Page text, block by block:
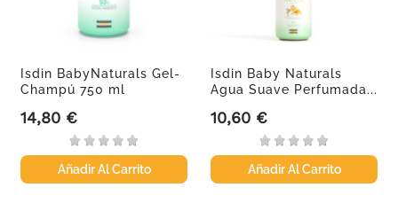
Isdin BabyNaturals Gel-
Champú 750 ml
Precio
14,80 €
Añadir Al Carrito
Isdin Baby Naturals
Agua Suave Perfumada...
Precio
10,60 €
Añadir Al Carrito